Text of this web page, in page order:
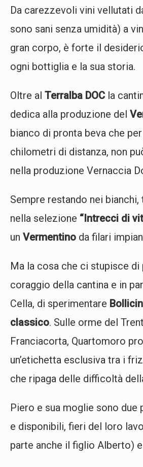
Da carezzevoli vini vellutati
sono sani senza umidità) a
gran corpo, è forte il
ogni bottiglia e la sua storia.
Oltre al Terralba DOC la
dedica alla produzione del
bianco di pronta beva che
chilometri di distanza, non
nella produzione Vernaccia
Sempre restando nei
nella selezione “Intrecci di
un Vermentino da filari
Ma la cosa che ci stupisce di
coraggio della cantina e in
Cella, di sperimentare
classico. Sulle orme del
Franciacorta, Quartomoro
un’etichetta esclusiva tra i
che ripaga delle difficoltà
Piero e sua moglie sono due
e disponibili, fieri del loro
parte anche il figlio Alberto)